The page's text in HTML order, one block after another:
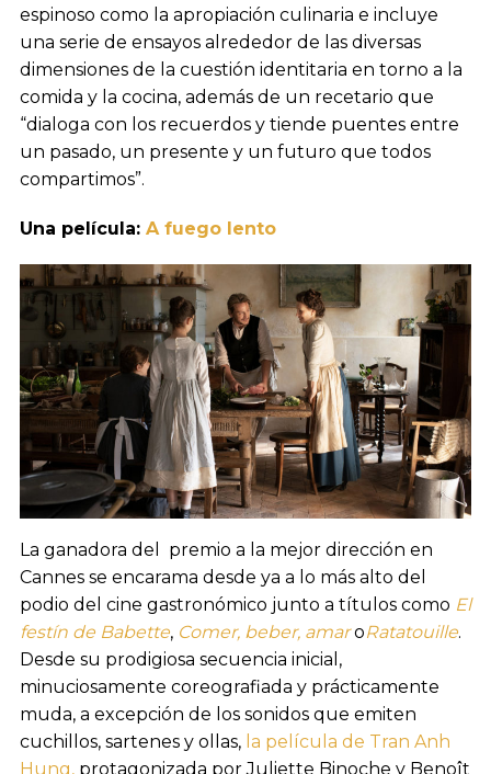
espinoso como la apropiación culinaria e incluye
una serie de ensayos alrededor de las diversas
dimensiones de la cuestión identitaria en torno a la
comida y la cocina, además de un recetario que
“dialoga con los recuerdos y tiende puentes entre
un pasado, un presente y un futuro que todos
compartimos”.
Una película: A fuego lento
La ganadora del premio a la mejor dirección en
Cannes se encarama desde ya a lo más alto del
podio del cine gastronómico junto a títulos como El
festín de Babette, Comer, beber, amaroRatatouille.
Desde su prodigiosa secuencia inicial,
minuciosamente coreografiada y prácticamente
muda, a excepción de los sonidos que emiten
cuchillos, sartenes y ollas, la película de Tran Anh
Hung, protagonizada por Juliette Binoche y Benoît